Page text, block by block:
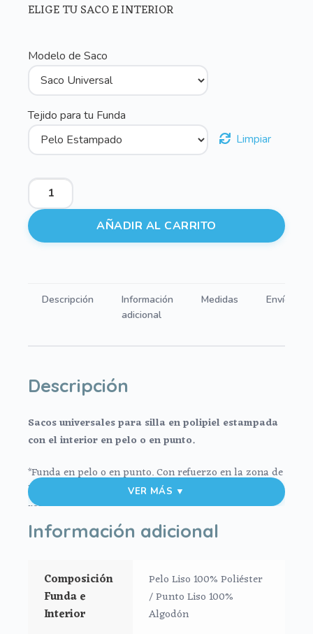
ELIGE TU SACO E INTERIOR
Modelo de Saco
Tejido para tu Funda
Limpiar
Sacos
Silla
Polipiel
Pingüinos
AÑADIR AL CARRITO
Descripción
Información
adicional
Medidas Envíos
Descripción
Sacos universales para silla en polipiel estampada
con el interior en pelo o en punto.
*Funda en pelo o en punto. Con refuerzo en la zona de
los pies en tejido impermeable para suciedad y
rozaduras.
**Este tejido lleva un recubrimiento especial: Anti-
bacterias, virus, hongos, moho y malos olores. Efectivo
para 100 lavados. Probado eficazmente contra el
SARS-COV-2.
VER MÁS ▼
Información adicional
Composición
Funda e
Interior
Pelo Liso 100% Poliéster
/ Punto Liso 100%
Algodón